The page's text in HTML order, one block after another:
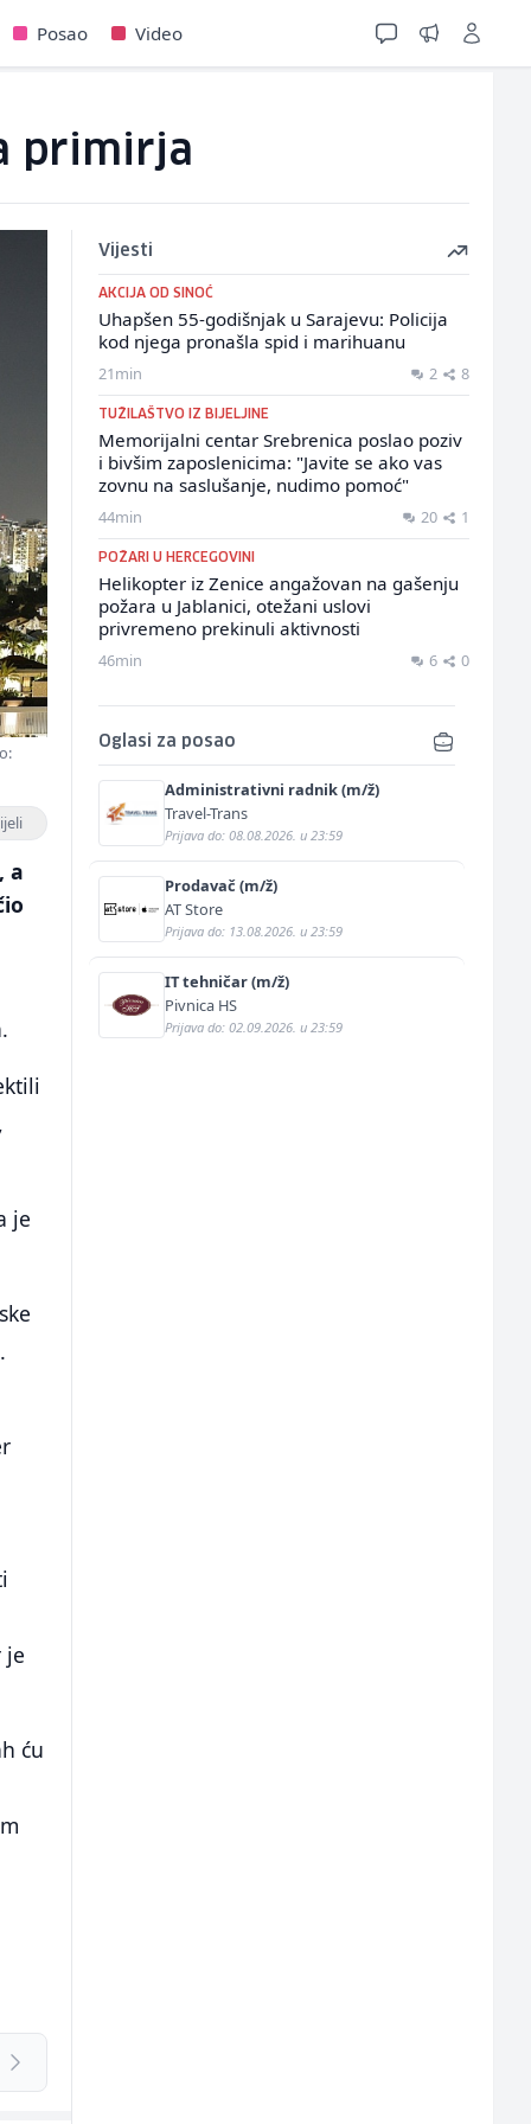
Posao Video
primirja
a
je
je
ću
Vijesti
AKCIJA OD SINOĆ
Uhapšen 55-godišnjak u Sarajevu: Policija
kod njega pronašla spid i marihuanu
21min 2 8
TUŽILAŠTVO IZ BIJELJINE
Memorijalni centar Srebrenica poslao poziv
i bivšim zaposlenicima: "Javite se ako vas
zovnu na saslušanje, nudimo pomoć"
44min 20 1
POŽARI U HERCEGOVINI
Helikopter iz Zenice angažovan na gašenju
požara u Jablanici, otežani uslovi
privremeno prekinuli aktivnosti
46min 6 0
Oglasi za posao
Administrativni radnik (m/ž)
Travel-Trans
Prijava do: 08.08.2026. u 23:59
Prodavač (m/ž)
AT Store
Prijava do: 13.08.2026. u 23:59
IT tehničar (m/ž)
Pivnica HS
Prijava do: 02.09.2026. u 23:59